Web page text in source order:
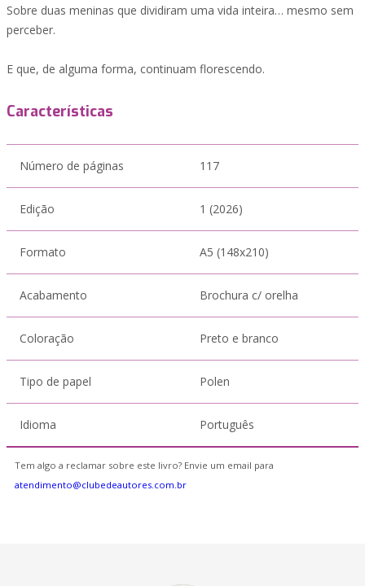
Sobre duas meninas que dividiram uma vida inteira… mesmo sem
perceber.
E que, de alguma forma, continuam florescendo.
Características
Número de páginas 117
Edição 1 (2026)
Formato A5 (148x210)
Acabamento Brochura c/ orelha
Coloração Preto e branco
Tipo de papel Polen
Idioma Português
Tem algo a reclamar sobre este livro? Envie um email para
atendimento@clubedeautores.com.br